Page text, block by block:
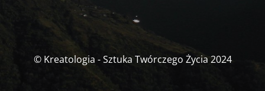
© Kreatologia - Sztuka Twórczego Życia 2024